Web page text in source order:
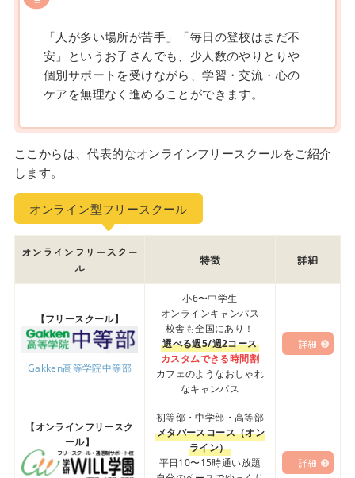
「人が多い場所が苦手」「毎日の登校はまだ不
安」というお子さんでも、少人数のやりとりや
個別サポートを受けながら、学習・交流・心の
ケアを無理なく進めることができます。
ここからは、代表的なオンラインフリースクールをご紹介
します。
オンライン型フリースクール
オンラインフリースクー
ル
特徴 詳細
【フリースクール】
Gakken高等学院中等部
小6〜中学生
オンラインキャンパス
校舎も全国にあり！
選べる週5/週2コース
カスタムできる時間割
カフェのようなおしゃれ
なキャンパス
詳細
【オンラインフリースク
ール】
初等部・中学部・高等部
メタバースコース（オン
ライン）
平日10〜15時通い放題
詳細